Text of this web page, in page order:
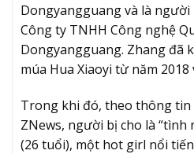
Dongyangguang và là
Công ty TNHH Công nghệ
Dongyangguang. Zhang đã
múa Hua Xiaoyi từ năm
Trong khi đó, theo thông
ZNews, người bị cho là “tình
(26 tuổi), một hot girl nổi